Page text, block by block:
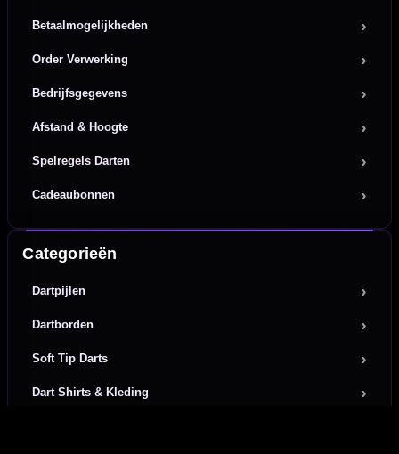
Betaalmogelijkheden
Order Verwerking
Bedrijfsgegevens
Afstand & Hoogte
Spelregels Darten
Cadeaubonnen
Categorieën
Dartpijlen
Dartborden
Soft Tip Darts
Dart Shirts & Kleding